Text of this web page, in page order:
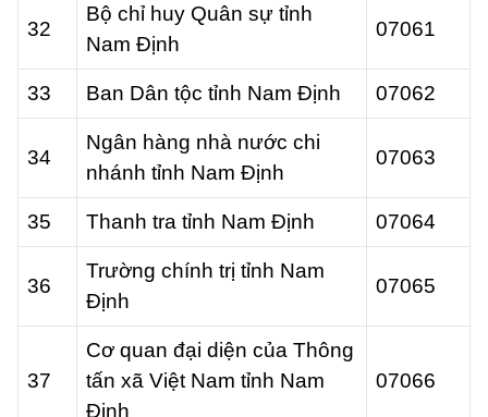
32
Bộ chỉ huy Quân sự tỉnh
Nam Định
07061
33 Ban Dân tộc tỉnh Nam Định 07062
34
Ngân hàng nhà nước chi
nhánh tỉnh Nam Định
07063
35 Thanh tra tỉnh Nam Định 07064
36
Trường chính trị tỉnh Nam
Định
07065
37
Cơ quan đại diện của Thông
tấn xã Việt Nam tỉnh Nam
Định
07066